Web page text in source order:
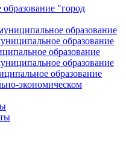
"город
образование
образование
образование
образование
образование
экономическом